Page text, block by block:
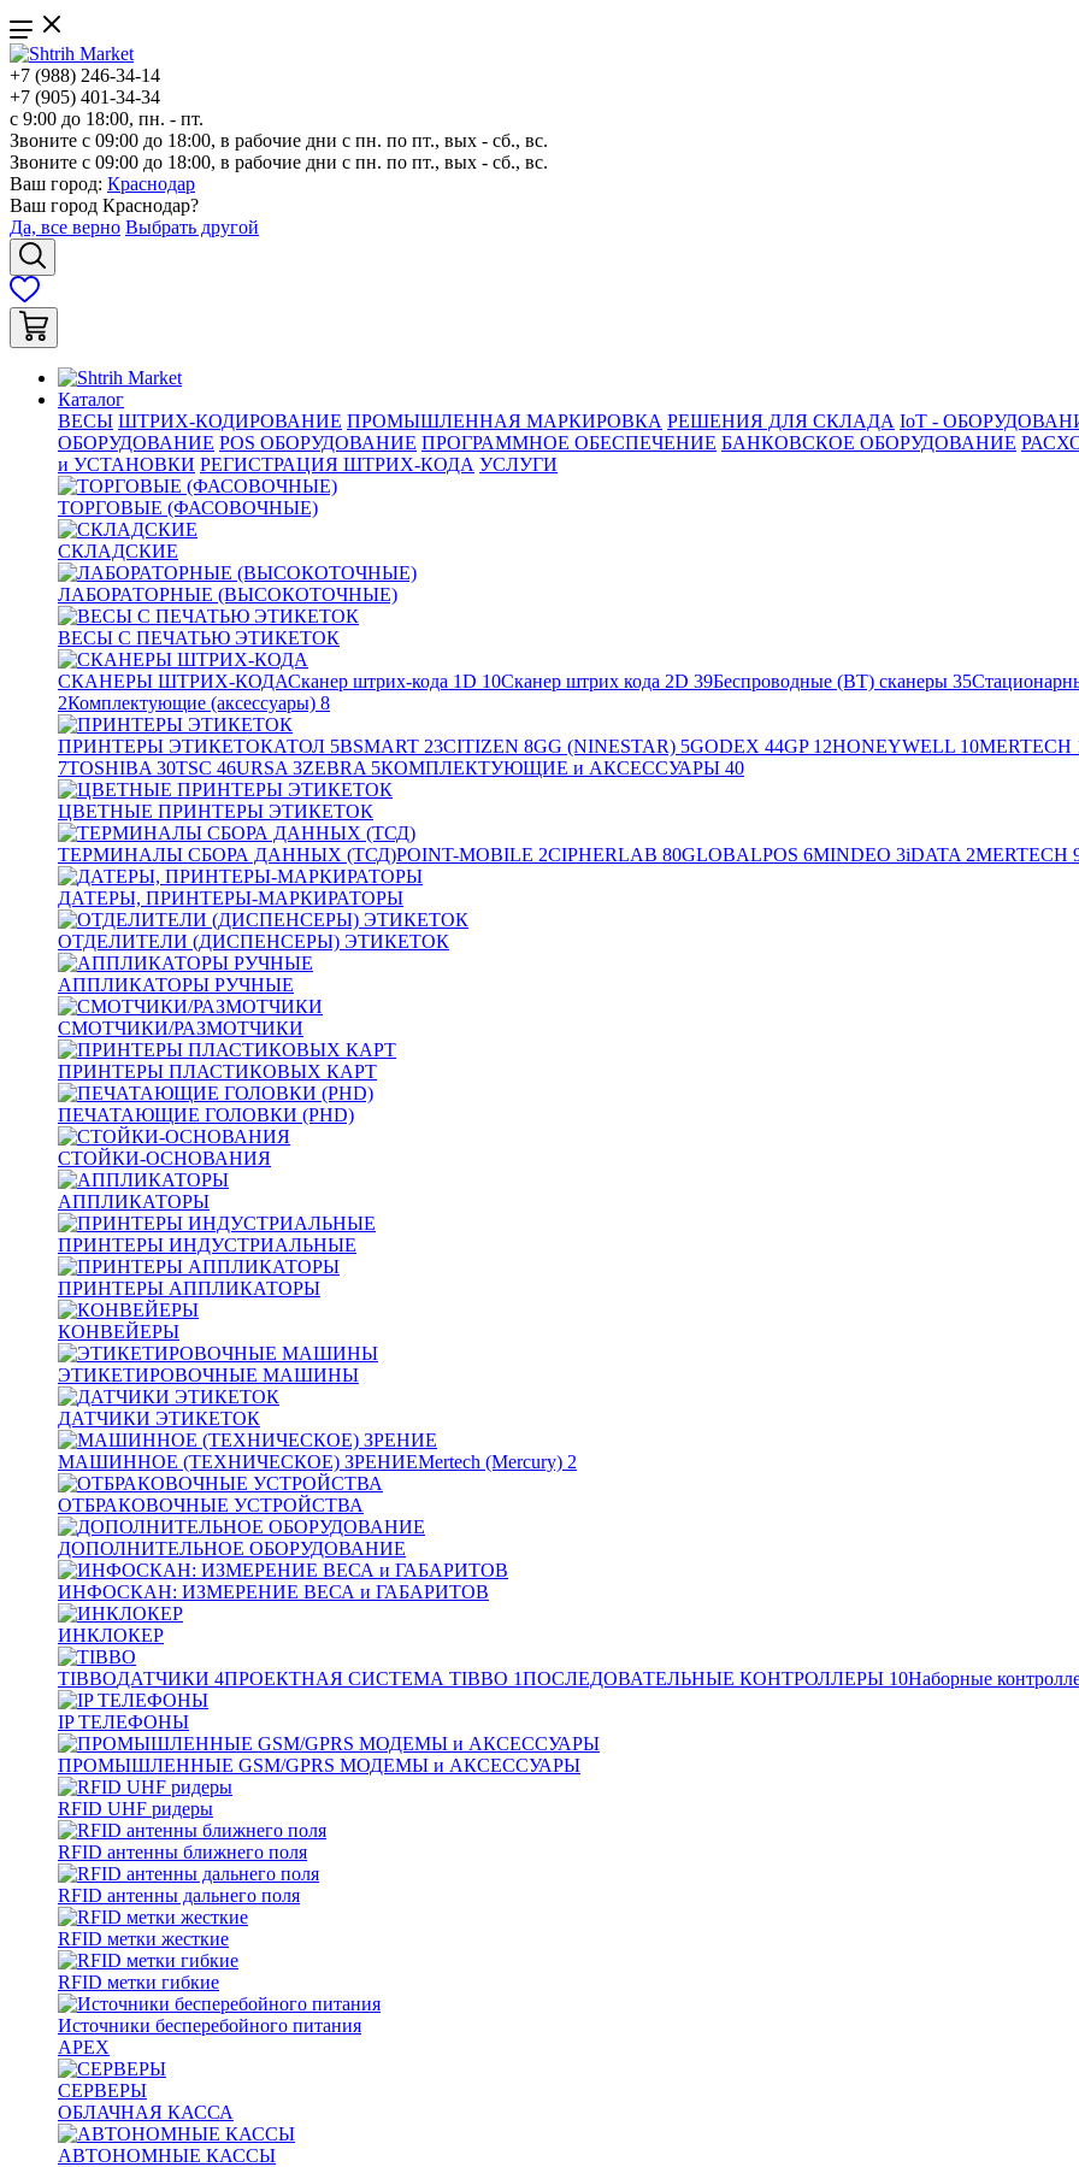
+7 (988) 246-34-14
+7 (905) 401-34-34
с 9:00 до 18:00, пн. - пт.
Звоните с 09:00 до 18:00, в рабочие дни с пн. по пт., вых - сб., вс.
Звоните с 09:00 до 18:00, в рабочие дни с пн. по пт., вых - сб., вс.
Ваш город: Краснодар
Ваш город Краснодар?
Да, все верно Выбрать другой
Каталог
ВЕСЫ ШТРИХ-КОДИРОВАНИЕ ПРОМЫШЛЕННАЯ МАРКИРОВКА РЕШЕНИЯ ДЛЯ СКЛАДА IoT -
ОБОРУДОВАНИЕ POS ОБОРУДОВАНИЕ ПРОГРАММНОЕ ОБЕСПЕЧЕНИЕ БАНКОВСКОЕ ОБОРУДОВАНИЕ
и УСТАНОВКИ РЕГИСТРАЦИЯ ШТРИХ-КОДА УСЛУГИ
ТОРГОВЫЕ (ФАСОВОЧНЫЕ)
СКЛАДСКИЕ
ЛАБОРАТОРНЫЕ (ВЫСОКОТОЧНЫЕ)
ВЕСЫ С ПЕЧАТЬЮ ЭТИКЕТОК
СКАНЕРЫ ШТРИХ-КОДАСканер штрих-кода 1D 10Сканер штрих кода 2D 39Беспроводные (BT) сканеры 35
2Комплектующие (аксессуары) 8
ПРИНТЕРЫ ЭТИКЕТОКАТОЛ 5BSMART 23CITIZEN 8GG (NINESTAR) 5GODEX 44GP12HONEYWELL 10MERTECH
7TOSHIBA 30TSC 46URSA 3ZEBRA 5КОМПЛЕКТУЮЩИЕ и АКСЕССУАРЫ 40
ЦВЕТНЫЕ ПРИНТЕРЫ ЭТИКЕТОК
ТЕРМИНАЛЫ СБОРА ДАННЫХ (ТСД)POINT-MOBILE 2CIPHERLAB 80GLOBALPOS 6MINDEO 3iDATA 2MERTECH
ДАТЕРЫ, ПРИНТЕРЫ-МАРКИРАТОРЫ
ОТДЕЛИТЕЛИ (ДИСПЕНСЕРЫ) ЭТИКЕТОК
АППЛИКАТОРЫ РУЧНЫЕ
СМОТЧИКИ/РАЗМОТЧИКИ
ПРИНТЕРЫ ПЛАСТИКОВЫХ КАРТ
ПЕЧАТАЮЩИЕ ГОЛОВКИ (PHD)
СТОЙКИ-ОСНОВАНИЯ
АППЛИКАТОРЫ
ПРИНТЕРЫ ИНДУСТРИАЛЬНЫЕ
ПРИНТЕРЫ АППЛИКАТОРЫ
КОНВЕЙЕРЫ
ЭТИКЕТИРОВОЧНЫЕ МАШИНЫ
ДАТЧИКИ ЭТИКЕТОК
МАШИННОЕ (ТЕХНИЧЕСКОЕ) ЗРЕНИЕMertech (Mercury) 2
ОТБРАКОВОЧНЫЕ УСТРОЙСТВА
ДОПОЛНИТЕЛЬНОЕ ОБОРУДОВАНИЕ
ИНФОСКАН: ИЗМЕРЕНИЕ ВЕСА и ГАБАРИТОВ
ИНКЛОКЕР
TIBBOДАТЧИКИ 4ПРОЕКТНАЯ СИСТЕМА TIBBO 1ПОСЛЕДОВАТЕЛЬНЫЕ КОНТРОЛЛЕРЫ 10Наборные
IP ТЕЛЕФОНЫ
ПРОМЫШЛЕННЫЕ GSM/GPRS МОДЕМЫ и АКСЕССУАРЫ
RFID UHF ридеры
RFID антенны ближнего поля
RFID антенны дальнего поля
RFID метки жесткие
RFID метки гибкие
Источники бесперебойного питания
APEX
СЕРВЕРЫ
ОБЛАЧНАЯ КАССА
АВТОНОМНЫЕ КАССЫ